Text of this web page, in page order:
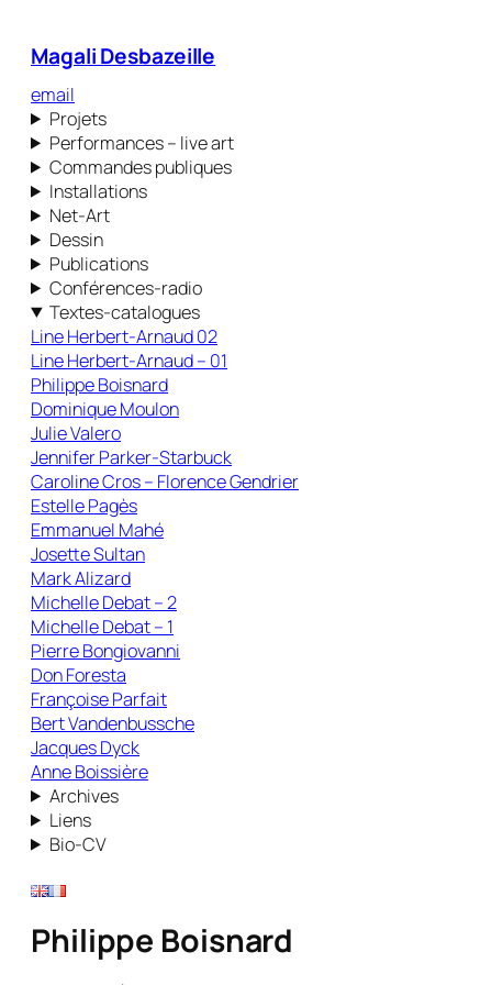
Magali Desbazeille
email
Projets
Performances – live art
Commandes publiques
Installations
Net-Art
Dessin
Publications
Conférences-radio
Textes-catalogues
Line Herbert-Arnaud 02
Line Herbert-Arnaud – 01
Philippe Boisnard
Dominique Moulon
Julie Valero
Jennifer Parker-Starbuck
Caroline Cros – Florence Gendrier
Estelle Pagès
Emmanuel Mahé
Josette Sultan
Mark Alizard
Michelle Debat – 2
Michelle Debat – 1
Pierre Bongiovanni
Don Foresta
Françoise Parfait
Bert Vandenbussche
Jacques Dyck
Anne Boissière
Archives
Liens
Bio-CV
Philippe Boisnard